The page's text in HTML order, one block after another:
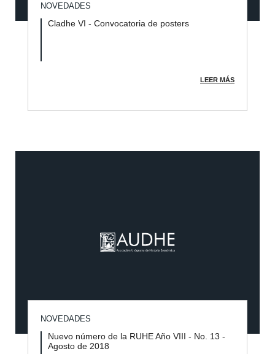
NOVEDADES
Cladhe VI - Convocatoria de posters
LEER MÁS
NOVEDADES
Nuevo número de la RUHE Año VIII - No. 13 -
Agosto de 2018